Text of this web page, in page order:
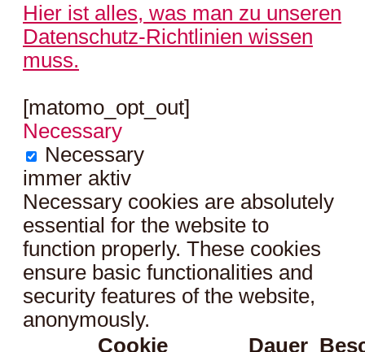
Hier ist alles, was man zu unseren
Datenschutz-Richtlinien wissen
muss.
[matomo_opt_out]
Necessary
Necessary
immer aktiv
Necessary cookies are absolutely
essential for the website to
function properly. These cookies
ensure basic functionalities and
security features of the website,
anonymously.
Cookie
Dauer